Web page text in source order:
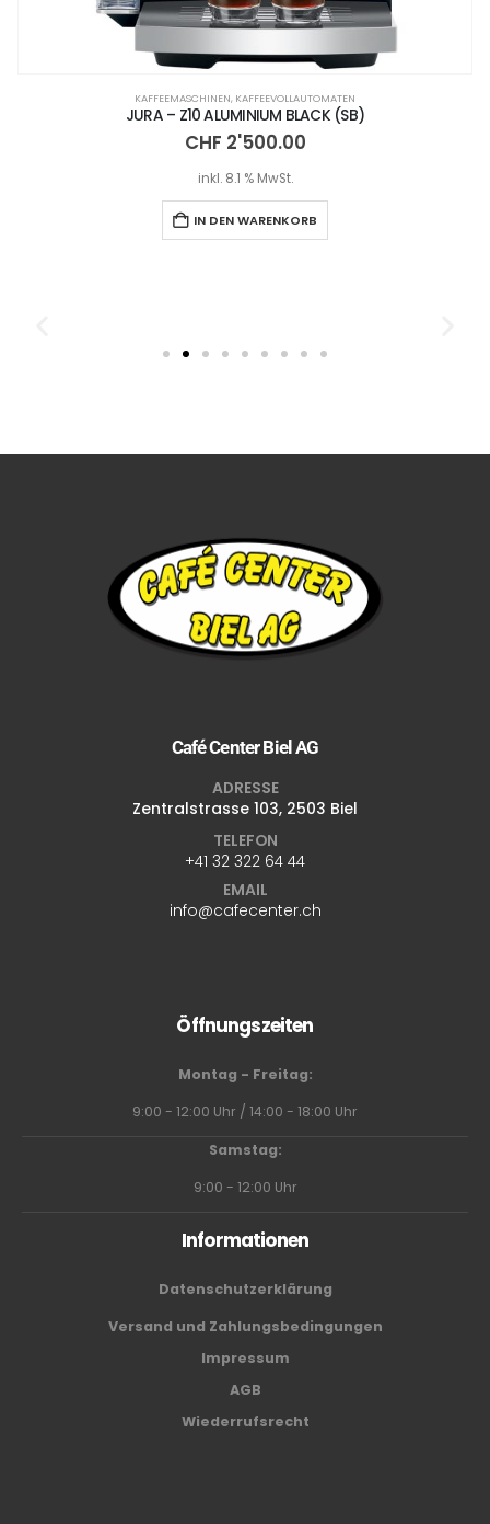
KAFFEEMASCHINEN, KAFFEEVOLLAUTOMATEN
JURA – Z10 ALUMINIUM BLACK (SB)
CHF 2'500.00
inkl. 8.1 % MwSt.
IN DEN WARENKORB
Café Center Biel AG
ADRESSE
Zentralstrasse 103, 2503 Biel
TELEFON
+41 32 322 64 44
EMAIL
info@cafecenter.ch
Öffnungszeiten
Montag - Freitag:
9:00 - 12:00 Uhr / 14:00 - 18:00 Uhr
Samstag:
9:00 - 12:00 Uhr
Informationen
Datenschutzerklärung
Versand und Zahlungsbedingungen
Impressum
AGB
Wiederrufsrecht